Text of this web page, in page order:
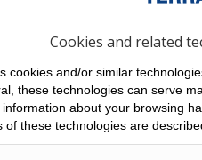
Cookies and related
cookies and/or similar
these technologies can serve
about your browsing
of these technologies are